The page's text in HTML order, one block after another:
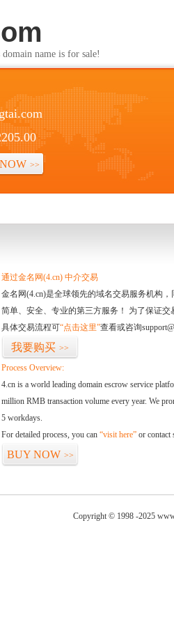
name is for sale!
>>
通过金名网(4.cn) 中介交易
金名网(4.cn)是全球领先的域名交易服务机构
简单、安全、专业的第三方服务！ 为了保证
具体交易流程可“点击这里”查看或咨询
我要购买 >>
Process Overview:
4.cn is a world leading domain escrow service
million RMB transaction volume every year. We
5 workdays.
For detailed process, you can “visit here” or contact
BUY NOW >>
Copyright © 1998 -2025